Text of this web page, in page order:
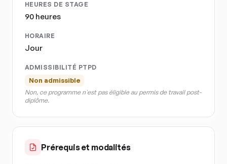
HEURES DE STAGE
90 heures
HORAIRE
Jour
ADMISSIBILITÉ PTPD
Non admissible
Non, ce programme n'est pas éligible au permis de travail post-
diplôme.
Prérequis et modalités